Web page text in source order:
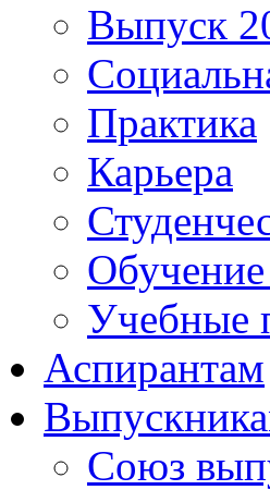
Выпуск
Практика
Карьера
Учебные
Аспирантам
Союз